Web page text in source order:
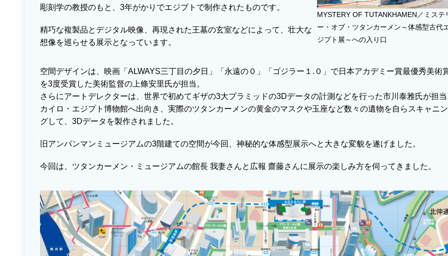
彫刻学の教授のもと、3年がかりでエジプトで制作されたものです。
精巧な複製品とデジタル映像、再現された王墓の玄室などによって、壮大な
想像を巡らせる展示となっています。
MYSTERY OF TUTANKHAMEN／ミステ
ー・オブ・ツタンカーメン～体感型古代
ジプト展～への入り口
空間デザインは、映画「ALWAYS三丁目の夕日」「永遠の０」「ゴジラー１.０」で日本アカデミー賞最優秀美術
を3度受賞した美術監督の上條安里氏が担当。
さらにアートデレクターは、世界で初めてギザの3大プラミッドの3Dデータの計測などを行った市川泰雅氏が担
カイロ・エジプト博物館へ出向き、実際のツタンカーメンの黄金のマスクや玉座など数々の遺物を自らスキャニン
グして、3Dデータを製作されました。
旧アンパンマンミュージアムの3階建ての空間が今回、神秘的な体感型展示へと大きな変貌を遂げました。
今回は、ツタンカーメン・ミュージアムの館長 我妻さんと広報 齋藤さんに展示の楽しみ方を伺ってきました。